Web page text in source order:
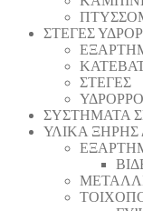
ΣΤΕΓΕΣ
ΣΤΕΓΕΣ
ΣΥΣΤΗΜΑΤΑ
ΥΛΙΚΑ